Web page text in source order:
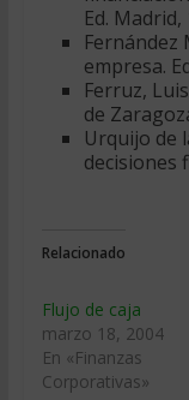
Ed. Madrid,
Fernández
empresa.
Ferruz,
de
Urquijo de
decisiones
Relacionado
Flujo de caja
marzo 18, 2004
En «Finanzas
Corporativas»